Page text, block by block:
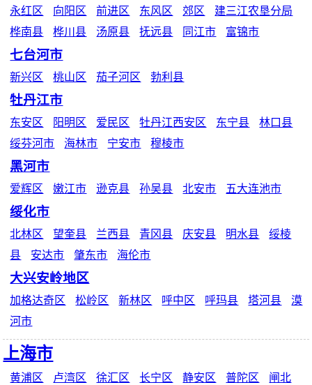
永红区 向阳区 前进区 东风区 郊区
建三江农垦分局
桦南县
桦川县 汤原县 抚远县 同江市 富锦市
七台河市
新兴区 桃山区 茄子河区 勃利县
牡丹江市
东安区 阳明区 爱民区 牡丹江西安区 东宁县
林口县
绥芬河市
海林市 宁安市 穆棱市
黑河市
爱辉区 嫩江市 逊克县 孙吴县 北安市 五大连池市
绥化市
北林区 望奎县 兰西县 青冈县 庆安县 明水县
绥棱
县
安达市 肇东市 海伦市
大兴安岭地区
加格达奇区 松岭区 新林区 呼中区 呼玛县 塔河县
漠
河市
上海市
黄浦区 卢湾区 徐汇区 长宁区 静安区 普陀区
闸北